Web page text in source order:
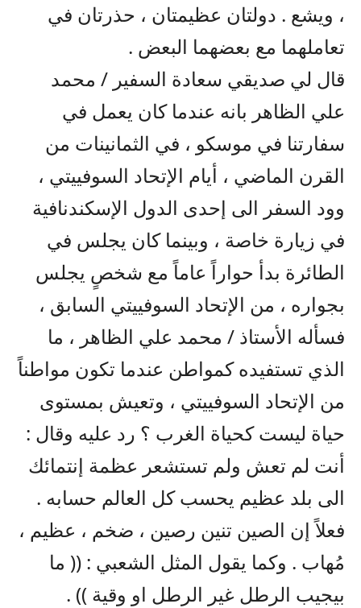
، ويشع . دولتان عظيمتان ، حذرتان في
تعاملهما مع بعضهما البعض .
قال لي صديقي سعادة السفير / محمد
علي الظاهر بانه عندما كان يعمل في
سفارتنا في موسكو ، في الثمانينات من
القرن الماضي ، أيام الإتحاد السوفييتي ،
وود السفر الى إحدى الدول الإسكندنافية
في زيارة خاصة ، وبينما كان يجلس في
الطائرة بدأ حواراً عاماً مع شخصٍ يجلس
بجواره ، من الإتحاد السوفييتي السابق ،
فسأله الأستاذ / محمد علي الظاهر ، ما
الذي تستفيده كمواطن عندما تكون مواطناً
من الإتحاد السوفييتي ، وتعيش بمستوى
حياة ليست كحياة الغرب ؟ رد عليه وقال :
أنت لم تعش ولم تستشعر عظمة إنتمائك
الى بلد عظيم يحسب كل العالم حسابه .
فعلاً إن الصين تنين رصين ، ضخم ، عظيم ،
مُهاب . وكما يقول المثل الشعبي : (( ما
بيجيب الرطل غير الرطل او وقية )) .